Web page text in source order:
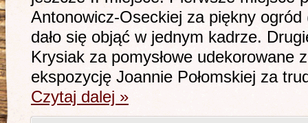
Antonowicz-Oseckiej za piękny
dało się objąć w jednym kadrze.
Krysiak za pomysłowe udekorowane
ekspozycję Joannie Połomskiej za
Czytaj dalej »